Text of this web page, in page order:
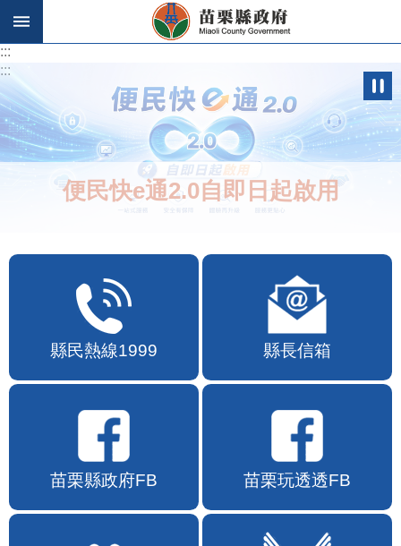
跳到主要內容區塊
:::
:::
便民快e通2.0自即日起啟用
縣民熱線1999 縣長信箱
苗栗縣政府FB 苗栗玩透透FB